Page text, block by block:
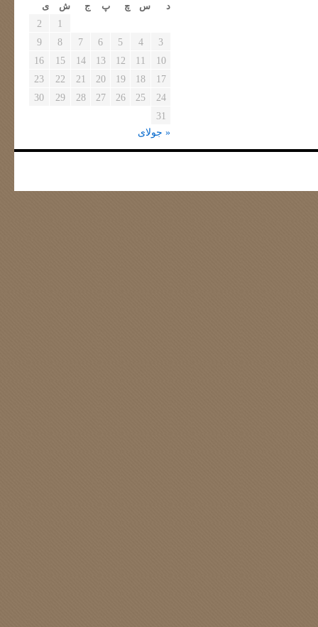
د س چ پ ج ش ی
1
2
3
4
5
6
7
8
9
10
11
12
13
14
15
16
17
18
19
20
21
22
23
24
25
26
27
28
29
30
31
« جولای